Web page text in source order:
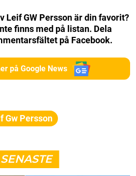
Leif GW Persson är din favorit?
finns med på listan. Dela
på Facebook.
på Google News
Gw Persson
SENASTE